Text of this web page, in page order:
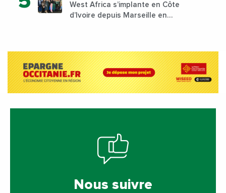
West Africa s’implante en Côte
d’Ivoire depuis Marseille en
Nous suivre